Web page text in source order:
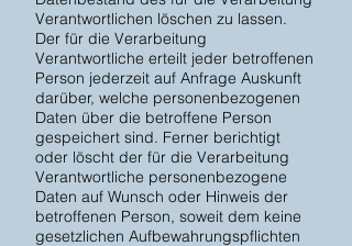
Verantwortlichen löschen zu lassen.
Der für die Verarbeitung
Verantwortliche erteilt jeder betroffenen
Person jederzeit auf Anfrage Auskunft
darüber, welche personenbezogenen
Daten über die betroffene Person
gespeichert sind. Ferner berichtigt
oder löscht der für die Verarbeitung
Verantwortliche personenbezogene
Daten auf Wunsch oder Hinweis der
betroffenen Person, soweit dem keine
gesetzlichen Aufbewahrungspflichten